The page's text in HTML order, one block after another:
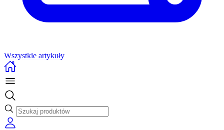
Wszystkie artykuły